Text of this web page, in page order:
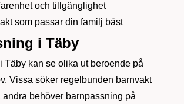
och tillgänglighet
som passar din familj bäst
i Täby
Täby kan se olika ut beroende på
Vissa söker regelbunden barnvakt
andra behöver barnpassning på